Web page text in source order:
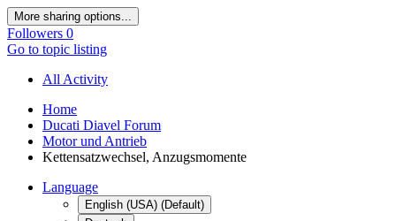
More sharing options...
Followers 0
Go to topic listing
All Activity
Home
Ducati Diavel Forum
Motor und Antrieb
Kettensatzwechsel, Anzugsmomente
Language
English (USA) (Default)